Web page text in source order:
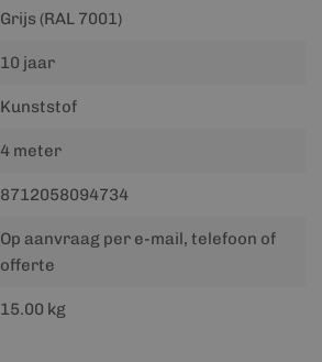
Grijs (RAL 7001)
10 jaar
Kunststof
4 meter
8712058094734
Op aanvraag per e-mail, telefoon of
offerte
15.00 kg